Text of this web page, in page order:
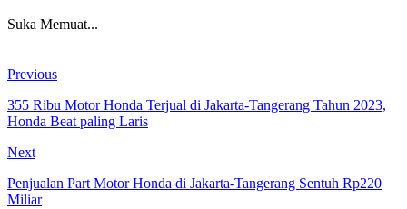
Suka Memuat...
Previous
355 Ribu Motor Honda Terjual di Jakarta-Tangerang Tahun 2023,
Honda Beat paling Laris
Next
Penjualan Part Motor Honda di Jakarta-Tangerang Sentuh Rp220
Miliar